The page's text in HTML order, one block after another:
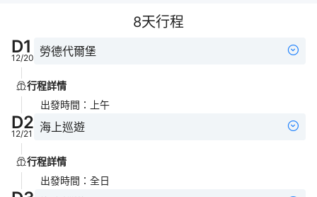
8天行程
D1
12/20 勞德代爾堡
行程詳情
出發時間 ： 上午
D2
12/21 海上巡遊
行程詳情
出發時間 ： 全日